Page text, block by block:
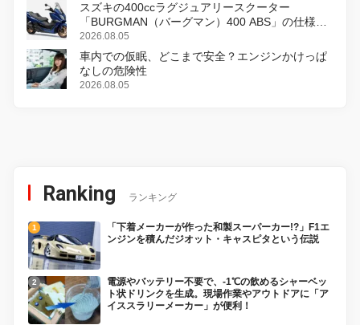
スズキの400ccラグジュアリースクーター
「BURGMAN（バーグマン）400 ABS」の仕様を
変更し、8月18日に発売
2026.08.05
車内での仮眠、どこまで安全？エンジンかけっぱ
なしの危険性
2026.08.05
Ranking ランキング
「下着メーカーが作った和製スーパーカー!?」F1エ
ンジンを積んだジオット・キャスピタという伝説
電源やバッテリー不要で、-1℃の飲めるシャーベッ
ト状ドリンクを生成。現場作業やアウトドアに「ア
イススラリーメーカー」が便利！